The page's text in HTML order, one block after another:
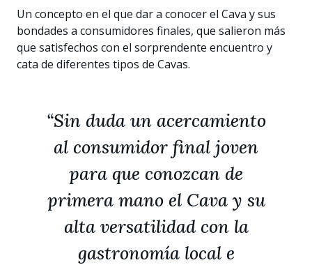
Un concepto en el que dar a conocer el Cava y sus
bondades a consumidores finales, que salieron más
que satisfechos con el sorprendente encuentro y
cata de diferentes tipos de Cavas.
“Sin duda un acercamiento
al consumidor final joven
para que conozcan de
primera mano el Cava y su
alta versatilidad con la
gastronomía local e